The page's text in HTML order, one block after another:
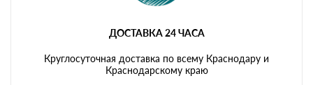
ДОСТАВКА 24 ЧАСА
Круглосуточная доставка по всему Краснодару и
Краснодарскому краю